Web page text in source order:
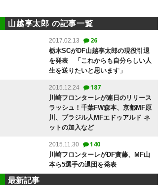
山越享太郎 の記事一覧
2017.02.13 26
栃木SCがDF山越享太郎の現役引退
を発表 「これからも自分らしい人
生を送りたいと思います」
2015.12.24 187
川崎フロンターレが連日のリリース
ラッシュ！千葉FW森本、京都MF原
川、ブラジル人MFエドゥアルド ネ
ットの加入など
2015.11.30 140
川崎フロンターレがDF實藤、MF山
本ら5選手の退団を発表
最新記事